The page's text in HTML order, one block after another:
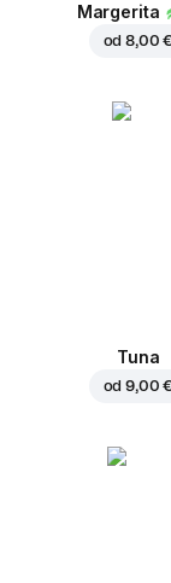
Margerita
od8,00
Tuna
od9,00